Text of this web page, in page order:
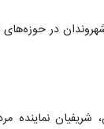
در
نماینده